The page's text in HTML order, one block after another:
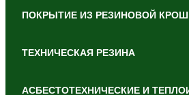
ПОКРЫТИЕ ИЗ РЕЗИНОВОЙ
ТЕХНИЧЕСКАЯ РЕЗИНА
АСБЕСТОТЕХНИЧЕСКИЕ И